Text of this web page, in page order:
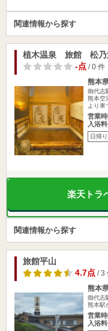
関連情報から探す
植木温泉 旅館 松乃
-点/ 0 件
熊本
御代志
熊本空
より車
営業時
入浴
日帰り
楽天トラ
関連情報から探す
旅館平山
4.7点/ 3
熊本
御代志
熊本
営業
入浴